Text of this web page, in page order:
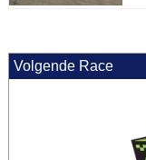
Volgende Race